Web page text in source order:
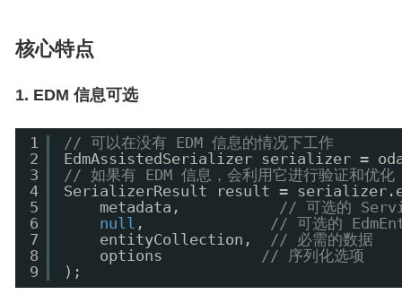
核心特点
1. EDM 信息可选
1
2
3
4
5
6
7
8
9
// 可以在没有 EDM 信息的情况下工作
EdmAssistedSerializer serializer =
// 如果有 EDM 信息，会利用它进行验证和优化
SerializerResult result =
metadata, // 可选的
null , // 可选的
entityCollection, // 必需的数据
options // 序列化选项
);